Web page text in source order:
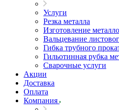
Услуги
Резка металла
Изготовление
Вальцевание
Гибка трубного
Гильотинная рубка
Сварочные услуги
Акции
Доставка
Оплата
Компания